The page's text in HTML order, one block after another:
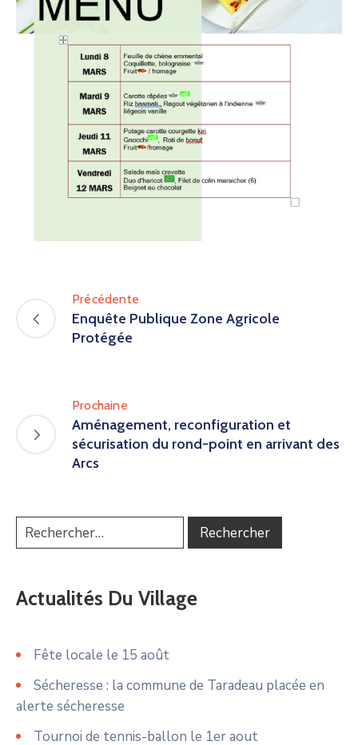
Précédente
Enquête Publique Zone Agricole
Protégée
Prochaine
Aménagement, reconfiguration et
sécurisation du rond-point en arrivant des
Arcs
Actualités Du Village
Fête locale le 15 août
Sécheresse : la commune de Taradeau placée en
alerte sécheresse
Tournoi de tennis-ballon le 1er aout